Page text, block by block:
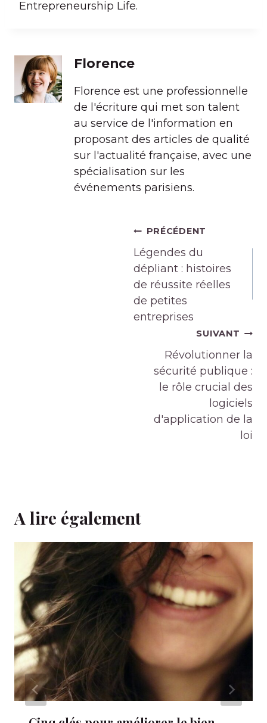
Entrepreneurship Life.
Florence
Florence est une professionnelle
de l'écriture qui met son talent
au service de l'information en
proposant des articles de qualité
sur l'actualité française, avec une
spécialisation sur les
événements parisiens.
PRÉCÉDENT
Légendes du
dépliant : histoires
de réussite réelles
de petites
entreprises
SUIVANT
Révolutionner la
sécurité publique :
le rôle crucial des
logiciels
d'application de la
loi
A lire également